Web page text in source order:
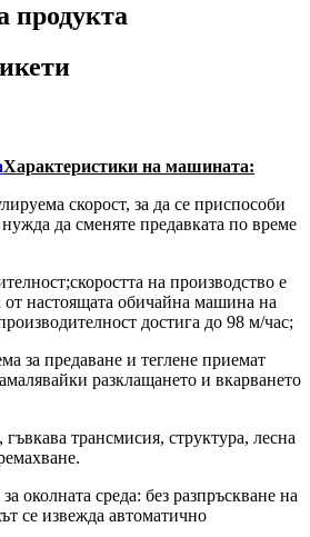
продукта
Характеристики на машината:
скорост, за да се приспособи
да сменяте предавката по време
на производство е
настоящата обичайна машина на
достига до 98 м/час;
за предаване и теглене приемат
разклащането и вкарването
трансмисия, структура, лесна
околната среда: без разпръскване на
се извежда автоматично